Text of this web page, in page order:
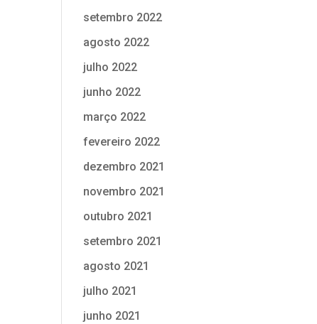
setembro 2022
agosto 2022
julho 2022
junho 2022
março 2022
fevereiro 2022
dezembro 2021
novembro 2021
outubro 2021
setembro 2021
agosto 2021
julho 2021
junho 2021